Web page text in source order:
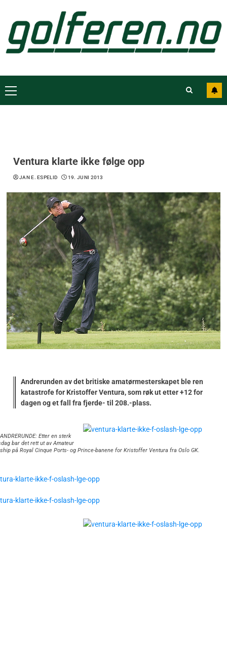
Ventura klarte ikke følge opp
JAN E. ESPELID 19. JUNI 2013
Andrerunden av det britiske amatørmesterskapet ble ren
katastrofe for Kristoffer Ventura, som røk ut etter +12 for
dagen og et fall fra fjerde- til 208.-plass.
Etter en sterk
bar det rett ut av Amateur
på Royal Cinque Ports- og Prince-banene for Kristoffer Ventura fra Oslo GK.